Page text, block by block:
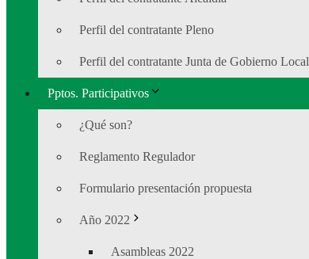
Perfil del contratante Pleno
Perfil del contratante Junta de Gobierno Local
Pptos. Participativos
¿Qué son?
Reglamento Regulador
Formulario presentación propuesta
Año 2022
Asambleas 2022